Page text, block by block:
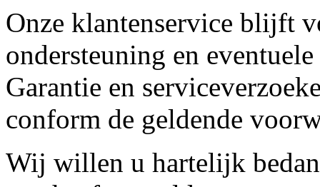
Onze klantenservice blijft
ondersteuning en
Garantie en
conform de geldende
Wij willen u hartelijk